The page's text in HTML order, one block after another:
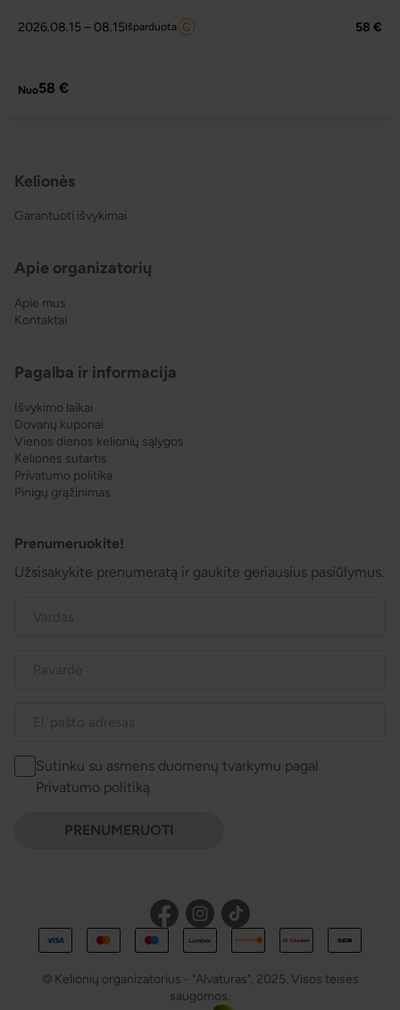
2026.08.15 – 08.15Išparduota 58 €
Nuo58 €
Kelionės
Garantuoti išvykimai
Apie organizatorių
Apie mus
Kontaktai
Pagalba ir informacija
Išvykimo laikai
Dovanų kuponai
Vienos dienos kelionių sąlygos
Kelionės sutartis
Privatumo politika
Pinigų grąžinimas
Prenumeruokite!
Užsisakykite prenumeratą ir gaukite geriausius pasiūlymus.
Sutinku su asmens duomenų tvarkymu pagal
Privatumo politiką
PRENUMERUOTI
© Kelionių organizatorius - "Alvaturas", 2025. Visos teisės
saugomos.